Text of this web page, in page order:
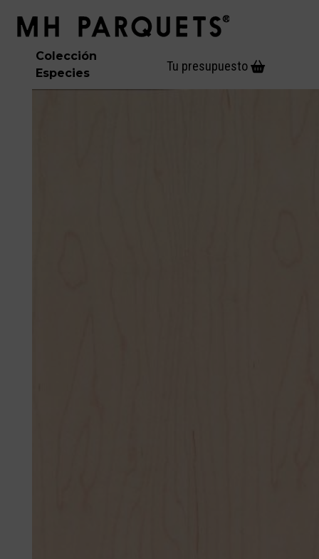
contentmobile
menu
mobile
menu
Tu presupuesto
Colección
Especies